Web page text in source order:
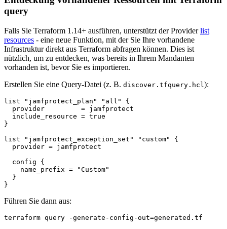
query
Falls Sie Terraform 1.14+ ausführen, unterstützt der Providerlist
resources - eine neue Funktion, mit der Sie Ihre vorhandene
Infrastruktur direkt aus Terraform abfragen können. Dies ist
nützlich, um zu entdecken, was bereits in Ihrem Mandanten
vorhanden ist, bevor Sie es importieren.
Erstellen Sie eine Query-Datei (z. B. discover.tfquery.hcl):
list "jamfprotect_plan" "all" {
  provider         = jamfprotect
  include_resource = true
}
list "jamfprotect_exception_set" "custom" {
  provider = jamfprotect
  config {
    name_prefix = "Custom"
  }
Führen Sie dann aus: